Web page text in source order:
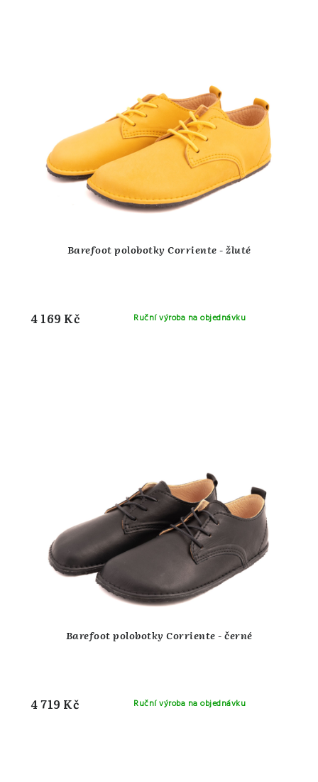
Barefoot polobotky Corriente - žluté
Ruční výroba na objednávku
4 169 Kč
Barefoot polobotky Corriente - černé
Ruční výroba na objednávku
4 719 Kč